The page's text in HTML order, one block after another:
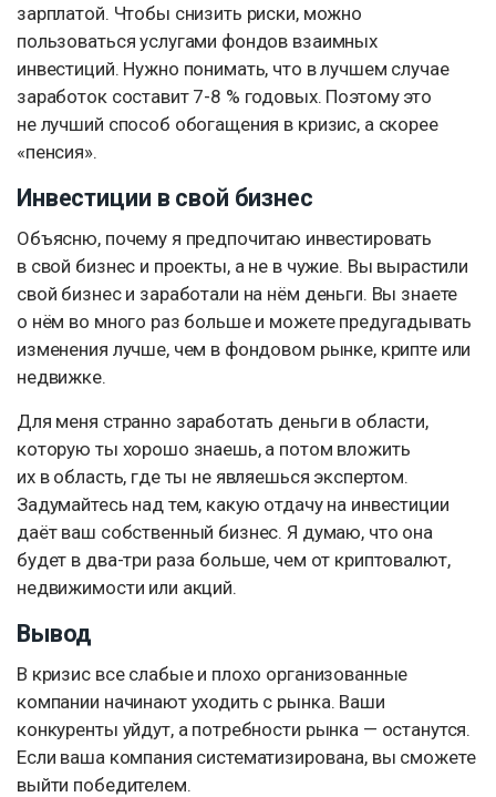
зарплатой. Чтобы снизить риски, можно
пользоваться услугами фондов взаимных
инвестиций. Нужно понимать, что в лучшем случае
заработок составит 7-8 % годовых. Поэтому это
не лучший способ обогащения в кризис, а скорее
«пенсия».
Инвестиции в свой бизнес
Объясню, почему я предпочитаю инвестировать
в свой бизнес и проекты, а не в чужие. Вы вырастили
свой бизнес и заработали на нём деньги. Вы знаете
о нём во много раз больше и можете предугадывать
изменения лучше, чем в фондовом рынке, крипте или
недвижке.
Для меня странно заработать деньги в области,
которую ты хорошо знаешь, а потом вложить
их в область, где ты не являешься экспертом.
Задумайтесь над тем, какую отдачу на инвестиции
даёт ваш собственный бизнес. Я думаю, что она
будет в два-три раза больше, чем от криптовалют,
недвижимости или акций.
Вывод
В кризис все слабые и плохо организованные
компании начинают уходить с рынка. Ваши
конкуренты уйдут, а потребности рынка — останутся.
Если ваша компания систематизирована, вы сможете
выйти победителем.